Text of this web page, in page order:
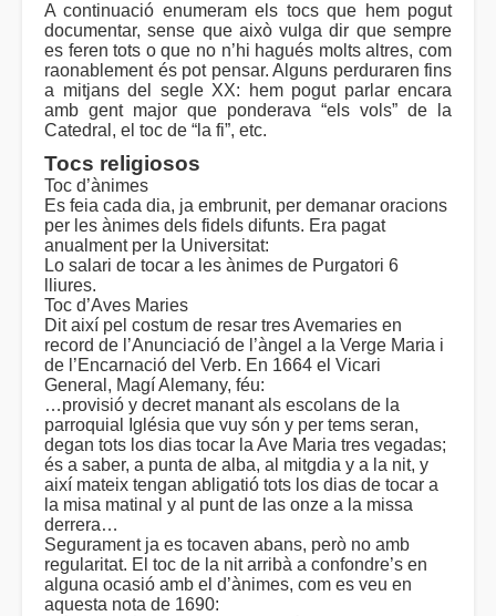
A continuació enumeram els tocs que hem pogut
documentar, sense que això vulga dir que sempre
es feren tots o que no n’hi hagués molts altres, com
raonablement és pot pensar. Alguns perduraren fins
a mitjans del segle XX: hem pogut parlar encara
amb gent major que ponderava “els vols” de la
Catedral, el toc de “la fi”, etc.
Tocs religiosos
Toc d’ànimes
Es feia cada dia, ja embrunit, per demanar oracions
per les ànimes dels fidels difunts. Era pagat
anualment per la Universitat:
Lo salari de tocar a les ànimes de Purgatori 6
lliures.
Toc d’Aves Maries
Dit així pel costum de resar tres Avemaries en
record de l’Anunciació de l’àngel a la Verge Maria i
de l’Encarnació del Verb. En 1664 el Vicari
General, Magí Alemany, féu:
…provisió y decret manant als escolans de la
parroquial Iglésia que vuy són y per tems seran,
degan tots los dias tocar la Ave Maria tres vegadas;
és a saber, a punta de alba, al mitgdia y a la nit, y
així mateix tengan abligatió tots los dias de tocar a
la misa matinal y al punt de las onze a la missa
derrera…
Segurament ja es tocaven abans, però no amb
regularitat. El toc de la nit arribà a confondre’s en
alguna ocasió amb el d’ànimes, com es veu en
aquesta nota de 1690: